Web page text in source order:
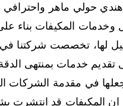
حولي ماهر واحترافي
وخدمات المكيفات بناء
لها، تخصصت شركتنا
خدمات بمنتهى الدقة
في مقدمة الشركات
ان المكيفات قد انتشرت